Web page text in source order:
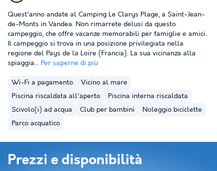
Quest'anno andate al Camping Le Clarys Plage, a Saint-Jean-
de-Monts in Vandea. Non rimarrete delusi da questo
campeggio, che offre vacanze memorabili per famiglie e amici.
Il campeggio si trova in una posizione privilegiata nella
regione del Pays de la Loire (Francia). La sua vicinanza alla
spiaggia... Per saperne di più
Wi-Fi a pagamento
Vicino al mare
Piscina riscaldata all'aperto
Piscina interna riscaldata
Scivolo(i) ad acqua
Club per bambini
Noleggio biciclette
Parco acquatico
Prezzi e disponibilità